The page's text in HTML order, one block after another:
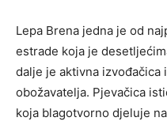
Lepa Brena jedna je od
estrade koja je
dalje je aktivna izvođačica
obožavatelja. Pjevačica
koja blagotvorno djeluje